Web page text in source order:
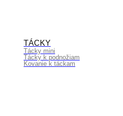
TÁCKY
Tácky mini
Tácky k podnožiam
Kovanie k táckam